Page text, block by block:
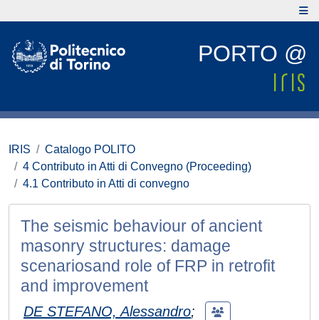
PORTO @
IRIS
Catalogo POLITO
4 Contributo in Atti di Convegno (Proceeding)
4.1 Contributo in Atti di convegno
The seismic behaviour of ancient
masonry structures: damage
scenariosand role of FRP in retrofit
and improvement
DE STEFANO, Alessandro;